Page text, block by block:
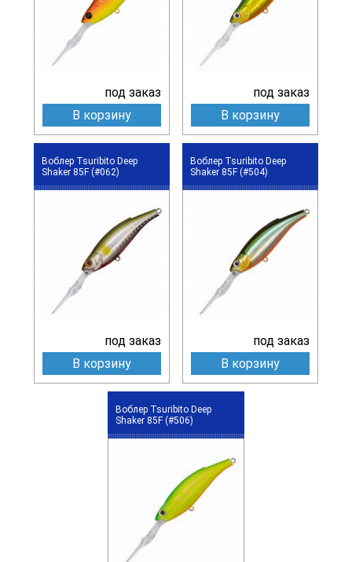
под заказ
В корзину
под заказ
В корзину
Воблер Tsuribito Deep
Shaker 85F (#062)
под заказ
В корзину
Воблер Tsuribito Deep
Shaker 85F (#504)
под заказ
В корзину
Воблер Tsuribito Deep
Shaker 85F (#506)